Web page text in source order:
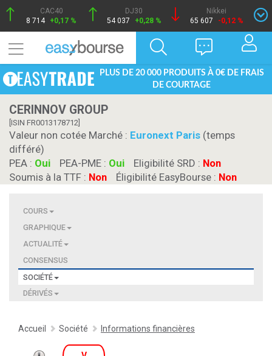
CAC40
8 714 +0,17 %
DJ30
54 037
+0,28 %
Nikkei
65 607
-0,12 %
PLUS DE 20 000 PRODUITS À 0€ DE FRAIS
DE COURTAGE
CERINNOV GROUP
[ISIN FR0013178712]
Valeur non cotée Marché : Euronext Paris (temps
différé)
PEA : Oui PEA-PME : Oui Eligibilité SRD : Non
Soumis à la TTF : Non Éligibilité EasyBourse : Non
COURS
GRAPHIQUE
ACTUALITÉ
CONSENSUS
SOCIÉTÉ
DÉRIVÉS
Accueil Société Informations financières